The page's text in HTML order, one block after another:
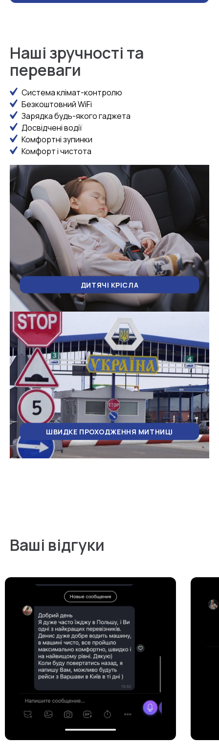
Наші зручності та
переваги
Система клімат-контролю
Безкоштовний WiFi
Зарядка будь-якого гаджета
Досвідчені водії
Комфортні зупинки
Комфорт і чистота
ДИТЯЧІ КРІСЛА
ШВИДКЕ ПРОХОДЖЕННЯ МИТНИЦІ
Ваші відгуки